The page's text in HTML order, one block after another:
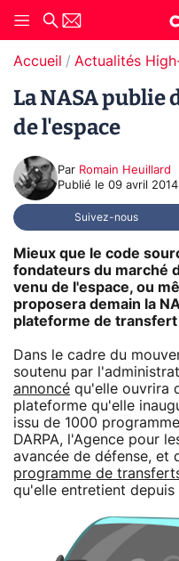
Accueil Actualités
La NASA publie
de l'espace
Par Romain Heuillard
Publié le 09 avril
Suivez-nous
Mieux que le code
fondateurs du marché
venu de l'espace, ou
proposera demain la
plateforme de
Dans le cadre du
soutenu par
annoncé qu'elle ouvrira
plateforme qu'elle
issu de 1000
DARPA, l'Agence pour
avancée de défense, et
programme de
qu'elle entretient depuis